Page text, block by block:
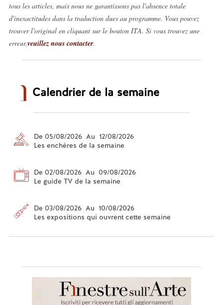
tous les articles, mais nous ne garantissons pas l'absence totale
d'inexactitudes dans la traduction dues au programme. Vous pouvez
trouver l'original en cliquant sur le bouton ITA. Si vous trouvez une
erreur,veuillez nous contacter.
Calendrier de la semaine
De 05/08/2026 Au 12/08/2026
Les enchères de la semaine
De 02/08/2026 Au 09/08/2026
Le guide TV de la semaine
De 03/08/2026 Au 10/08/2026
Les expositions qui ouvrent cette semaine